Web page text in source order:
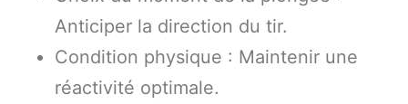
Anticiper la direction du tir.
Condition physique : Maintenir une
réactivité optimale.